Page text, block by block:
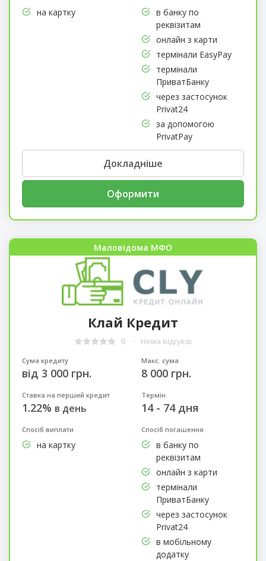
на картку
в банку по
реквізитам
онлайн з карти
термінали EasyPay
термінали
ПриватБанку
через застосунок
Privat24
за допомогою
PrivatPay
Докладніше
Оформити
Маловідома МФО
Клай Кредит
0 Нема відгуків
Сума кредиту
від 3 000 грн.
Макс. сума
8 000 грн.
Ставка на перший кредит
1.22% в день
Термін
14 - 74 дня
Спосіб виплати
на картку
Спосіб погашення
в банку по
реквізитам
онлайн з карти
термінали
ПриватБанку
через застосунок
Privat24
в мобільному
додатку